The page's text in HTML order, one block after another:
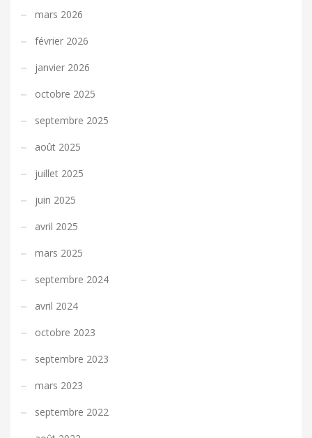
mars 2026
février 2026
janvier 2026
octobre 2025
septembre 2025
août 2025
juillet 2025
juin 2025
avril 2025
mars 2025
septembre 2024
avril 2024
octobre 2023
septembre 2023
mars 2023
septembre 2022